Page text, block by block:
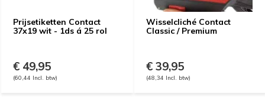
Prijsetiketten Contact
37x19 wit - 1ds á 25 rol
€ 49,95
(60,44 Incl. btw)
Wisselcliché Contact
Classic / Premium
€ 39,95
(48,34 Incl. btw)